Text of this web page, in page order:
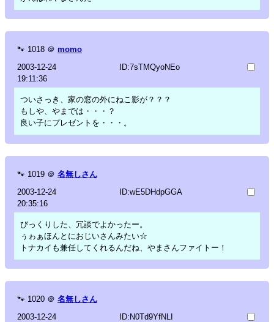
🐾 1018 ＠ momo
2003-12-24
19:11:36
ID:7sTMQyoNEo
ついさっき、家の窓の外にねこ影が？？？
もしや、やまでは・・・？
良い子にプレゼントを・・・。
🐾 1019 ＠ 名無しさん
2003-12-24
20:35:16
ID:wE5DHdpGGA
びっくりした、冗談でよかったー。
ぅゎぁほんとにおじいさんみたい☆
トナカイも兼任してくれるんだね、やまさんファイトー！
🐾 1020 ＠ 名無しさん
2003-12-24
ID:N0Td9YfNLI